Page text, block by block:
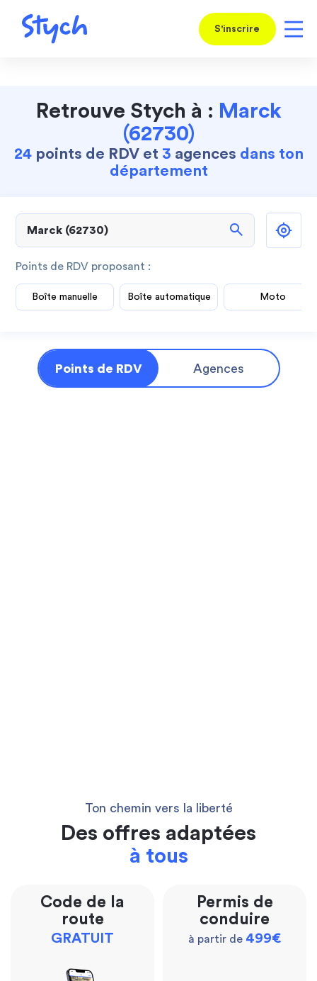
S'inscrire
Retrouve Stych à : Marck
(62730)
24points de RDV et 3 agences dans ton
département
search
Points de RDV proposant :
Boîte manuelle Boîte automatique Moto
Points de RDV Agences
Ton chemin vers la liberté
Des offres adaptées
à tous
Code de la
route
GRATUIT
Permis de
conduire
à partir de 499€